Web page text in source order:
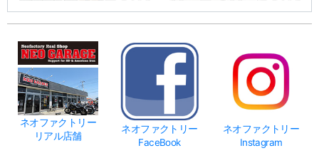
ネオファクトリー
リアル店舗
ネオファクトリー
FaceBook
ネオファクトリー
Instagram